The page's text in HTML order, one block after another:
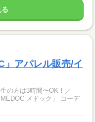
アパレル販売/イ
の方は3時間〜OK！／
メドック」 コーデ